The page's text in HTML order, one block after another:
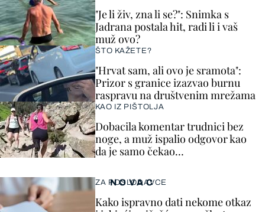
"Je li živ, zna li se?": Snimka s
Jadrana postala hit, radi li i vaš
muž ovo?
ŠTO KAŽETE?
"Hrvat sam, ali ovo je sramota":
Prizor s granice izazvao burnu
raspravu na društvenim mrežama
KAO IZ PIŠTOLJA
Dobacila komentar trudnici bez
noge, a muž ispalio odgovor kao
da je samo čekao…
NOVAC
ZA POSLODAVCE
Kako ispravno dati nekome otkaz